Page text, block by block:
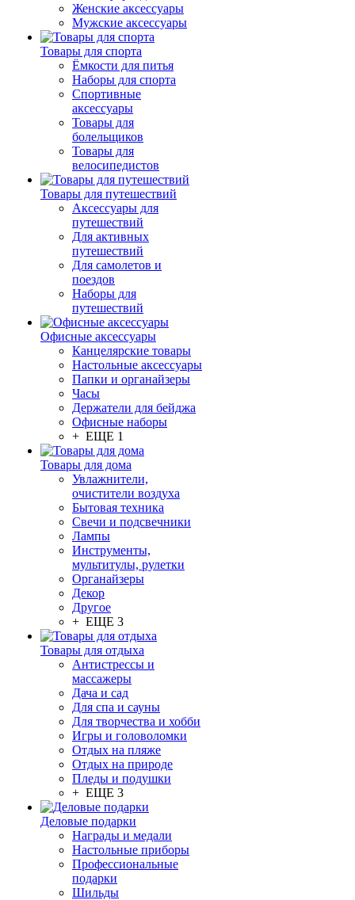
Женские аксессуары
Мужские аксессуары
Товары для спорта
Ёмкости для питья
Наборы для спорта
Спортивные
аксессуары
Товары для
болельщиков
Товары для
велосипедистов
Товары для путешествий
Аксессуары для
путешествий
Для активных
путешествий
Для самолетов и
поездов
Наборы для
путешествий
Офисные аксессуары
Канцелярские товары
Настольные аксессуары
Папки и органайзеры
Часы
Держатели для бейджа
Офисные наборы
+ ЕЩЕ 1
Товары для дома
Увлажнители,
очистители воздуха
Бытовая техника
Свечи и подсвечники
Лампы
Инструменты,
мультитулы, рулетки
Органайзеры
Декор
Другое
+ ЕЩЕ 3
Товары для отдыха
Антистрессы и
массажеры
Дача и сад
Для спа и сауны
Для творчества и хобби
Игры и головоломки
Отдых на пляже
Отдых на природе
Пледы и подушки
+ ЕЩЕ 3
Деловые подарки
Награды и медали
Настольные приборы
Профессиональные
подарки
Шильды